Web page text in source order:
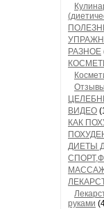
РАЗНОЕ
ВИДЕО
КАК
ДИЕТЫ
руками